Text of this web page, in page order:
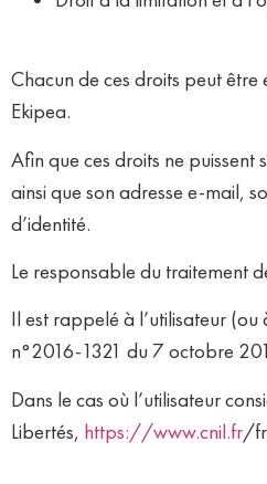
Chacun de ces droits peut
Ekipea.
Afin que ces droits ne puissent
ainsi que son adresse e-mail,
d’identité.
Le responsable du traitement
Il est rappelé à l’utilisateur
n°2016-1321 du 7 octobre
Dans le cas où l’utilisateur
Libertés, https://www.cnil.fr/